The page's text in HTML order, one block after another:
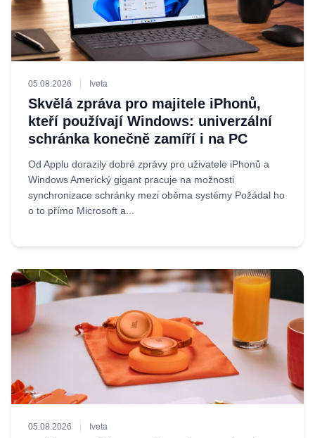
05.08.2026 Iveta
Skvělá zpráva pro majitele iPhonů,
kteří používají Windows: univerzální
schránka konečně zamíří i na PC
Od Applu dorazily dobré zprávy pro uživatele iPhonů a
Windows Americký gigant pracuje na možnosti
synchronizace schránky mezi oběma systémy Požádal ho
o to přímo Microsoft a...
05.08.2026 Iveta